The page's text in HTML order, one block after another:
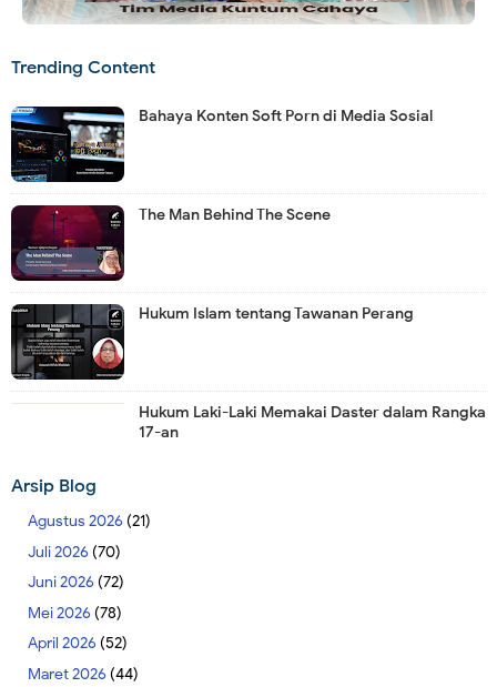
Trending Content
Bahaya Konten Soft Porn di Media Sosial
The Man Behind The Scene
Hukum Islam tentang Tawanan Perang
Hukum Laki-Laki Memakai Daster dalam Rangka
17-an
Arsip Blog
Agustus 2026 (21)
Juli 2026 (70)
Juni 2026 (72)
Mei 2026 (78)
April 2026 (52)
Maret 2026 (44)